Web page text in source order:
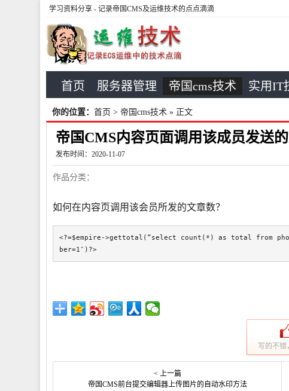
学习资料分享 - 记录帝国CMS及运维技术的点点滴滴
首页 服务器管理 帝国cms技术 实用IT
你的位置： 首页 > 帝国cms技术 » 正文
帝国CMS内容页面调用该成员发送
发布时间：2020-11-07
作品分类：
如何在内容页调用该会员所发的文章数？
<?=$empire->gettotal(“select count(*) as total from
ber=1″)?>
写的不错
< 上一篇
帝国CMS前台提交编辑器上传图片的自动水印方法